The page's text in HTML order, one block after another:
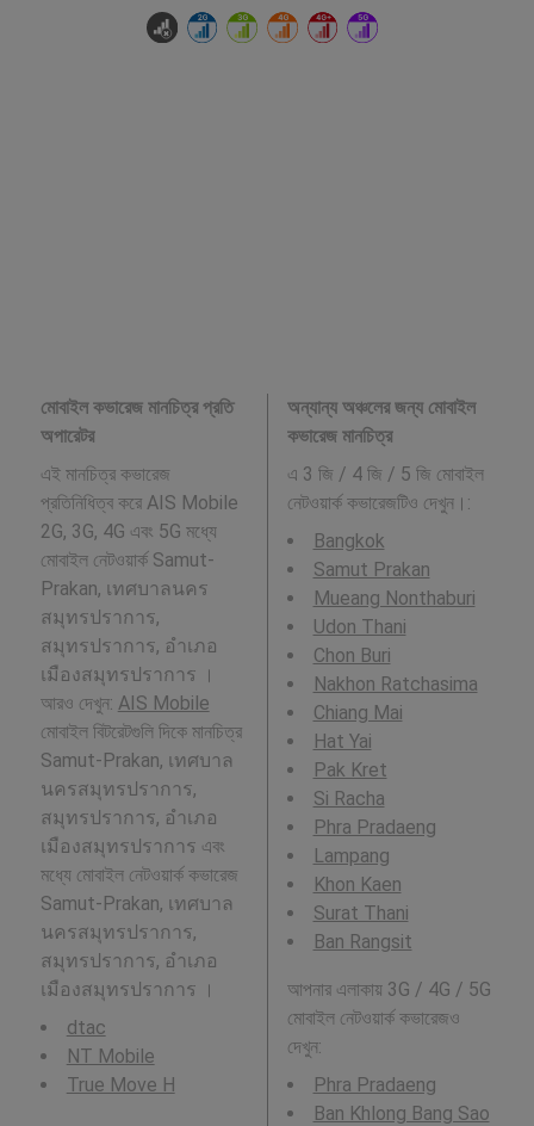
মোবাইল কভারেজ মানচিত্র প্রতি
অপারেটর
এই মানচিত্র কভারেজ
প্রতিনিধিত্ব করে AIS Mobile
2G, 3G, 4G এবং 5G মধ্যে
মোবাইল নেটওয়ার্ক Samut-
Prakan, เทศบาลนคร
สมุทรปราการ,
สมุทรปราการ, อำเภอ
เมืองสมุทรปราการ ।
আরও দেখুন: AIS Mobile
মোবাইল বিটরেটগুলি দিকে মানচিত্র
Samut-Prakan, เทศบาล
นครสมุทรปราการ,
สมุทรปราการ, อำเภอ
เมืองสมุทรปราการ এবং
মধ্যে মোবাইল নেটওয়ার্ক কভারেজ
Samut-Prakan, เทศบาล
นครสมุทรปราการ,
สมุทรปราการ, อำเภอ
เมืองสมุทรปราการ ।
dtac
NT Mobile
True Move H
অন্যান্য অঞ্চলের জন্য মোবাইল
কভারেজ মানচিত্র
এ 3 জি / 4 জি / 5 জি মোবাইল
নেটওয়ার্ক কভারেজটিও দেখুন।:
Bangkok
Samut Prakan
Mueang Nonthaburi
Udon Thani
Chon Buri
Nakhon Ratchasima
Chiang Mai
Hat Yai
Pak Kret
Si Racha
Phra Pradaeng
Lampang
Khon Kaen
Surat Thani
Ban Rangsit
আপনার এলাকায় 3G / 4G / 5G
মোবাইল নেটওয়ার্ক কভারেজও
দেখুন:
Phra Pradaeng
Ban Khlong Bang Sao